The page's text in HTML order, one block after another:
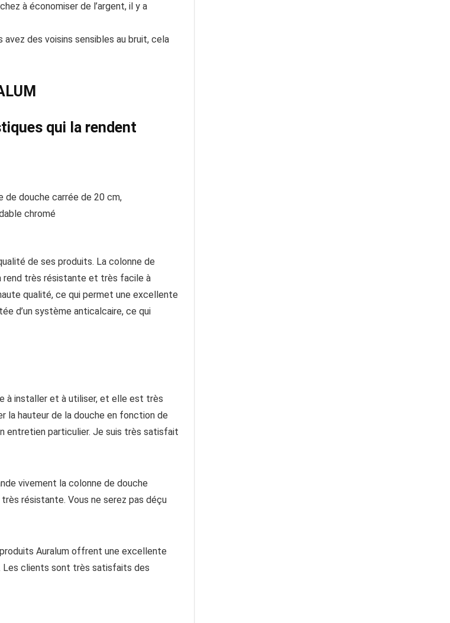
à économiser de l’argent, il y a
des voisins sensibles au bruit, cela
qui la rendent
douche carrée de 20 cm,
chromé
de ses produits. La colonne de
rend très résistante et très facile à
qualité, ce qui permet une excellente
d’un système anticalcaire, ce qui
à installer et à utiliser, et elle est très
la hauteur de la douche en fonction de
entretien particulier. Je suis très satisfait
vivement la colonne de douche
résistante. Vous ne serez pas déçu
Auralum offrent une excellente
Les clients sont très satisfaits des